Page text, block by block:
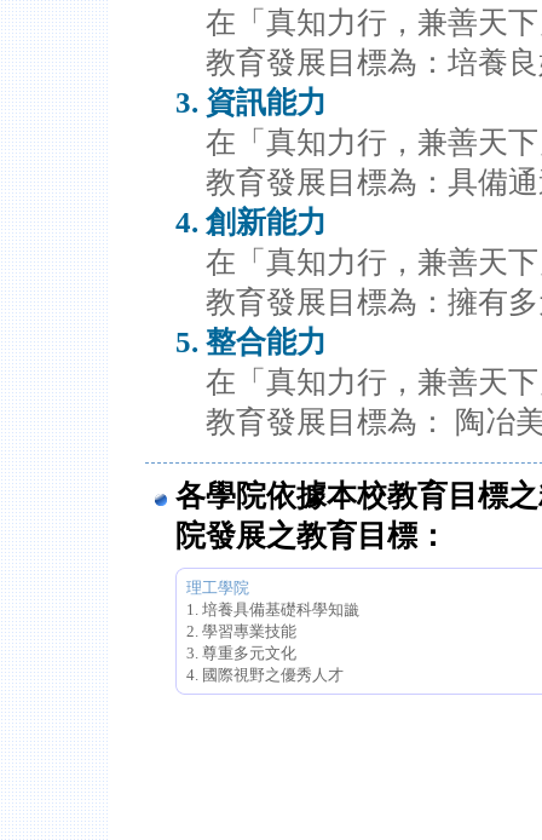
在「真知力行，兼善天
教育發展目標為：培養
資訊能力
在「真知力行，兼善天
教育發展目標為：具備
創新能力
在「真知力行，兼善天
教育發展目標為：擁有
整合能力
在「真知力行，兼善天
教育發展目標為： 陶冶
各學院依據本校教育目標
院發展之教育目標：
理工學院
1. 培養具備基礎科學知識
2. 學習專業技能
3. 尊重多元文化
4. 國際視野之優秀人才